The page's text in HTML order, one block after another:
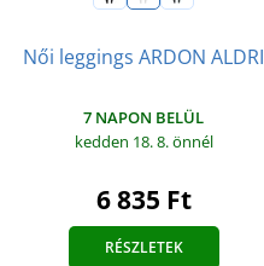
Női leggings ARDON ALDRI
7 NAPON BELÜL
kedden 18. 8.önnél
6 835 Ft
RÉSZLETEK